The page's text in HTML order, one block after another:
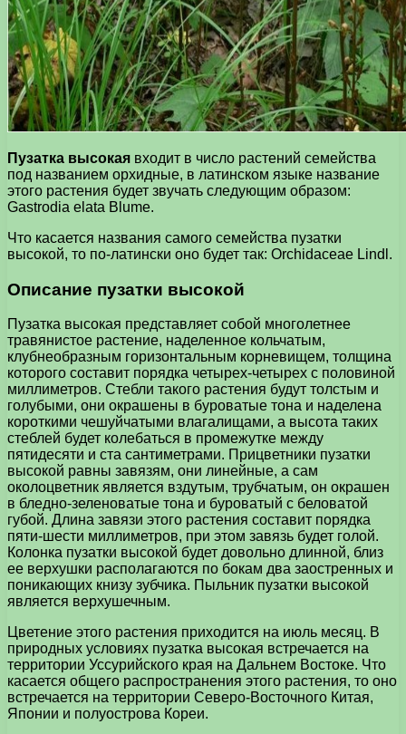
Пузатка высокая входит в число растений семейства
под названием орхидные, в латинском языке название
этого растения будет звучать следующим образом:
Gastrodia elata Blume.
Что касается названия самого семейства пузатки
высокой, то по-латински оно будет так: Orchidaceae Lindl.
Описание пузатки высокой
Пузатка высокая представляет собой многолетнее
травянистое растение, наделенное кольчатым,
клубнеобразным горизонтальным корневищем, толщина
которого составит порядка четырех-четырех с половиной
миллиметров. Стебли такого растения будут толстым и
голубыми, они окрашены в буроватые тона и наделена
короткими чешуйчатыми влагалищами, а высота таких
стеблей будет колебаться в промежутке между
пятидесяти и ста сантиметрами. Прицветники пузатки
высокой равны завязям, они линейные, а сам
околоцветник является вздутым, трубчатым, он окрашен
в бледно-зеленоватые тона и буроватый с беловатой
губой. Длина завязи этого растения составит порядка
пяти-шести миллиметров, при этом завязь будет голой.
Колонка пузатки высокой будет довольно длинной, близ
ее верхушки располагаются по бокам два заостренных и
поникающих книзу зубчика. Пыльник пузатки высокой
является верхушечным.
Цветение этого растения приходится на июль месяц. В
природных условиях пузатка высокая встречается на
территории Уссурийского края на Дальнем Востоке. Что
касается общего распространения этого растения, то оно
встречается на территории Северо-Восточного Китая,
Японии и полуострова Кореи.